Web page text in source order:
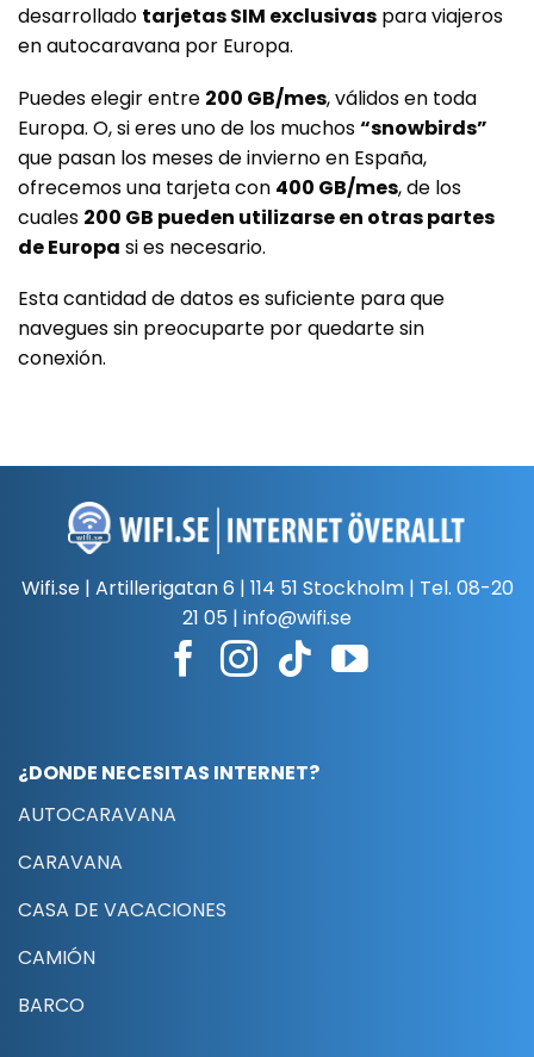
desarrollado tarjetas SIM exclusivas para viajeros
en autocaravana por Europa.
Puedes elegir entre 200 GB/mes, válidos en toda
Europa. O, si eres uno de los muchos“snowbirds”
que pasan los meses de invierno en España,
ofrecemos una tarjeta con 400 GB/mes, de los
cuales 200 GB pueden utilizarse en otras partes
de Europa si es necesario.
Esta cantidad de datos es suficiente para que
navegues sin preocuparte por quedarte sin
conexión.
Wifi.se | Artillerigatan 6 | 114 51 Stockholm | Tel. 08-20
21 05 | info@wifi.se
¿DONDE NECESITAS INTERNET?
AUTOCARAVANA
CARAVANA
CASA DE VACACIONES
CAMIÓN
BARCO